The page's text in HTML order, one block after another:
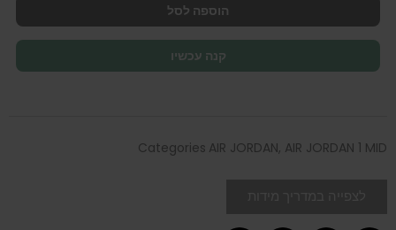
הוספה לסל
קנה עכשיו
Categories AIR JORDAN, AIR JORDAN 1 MID